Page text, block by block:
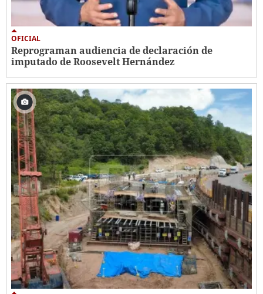
OFICIAL
Reprograman audiencia de declaración de
imputado de Roosevelt Hernández